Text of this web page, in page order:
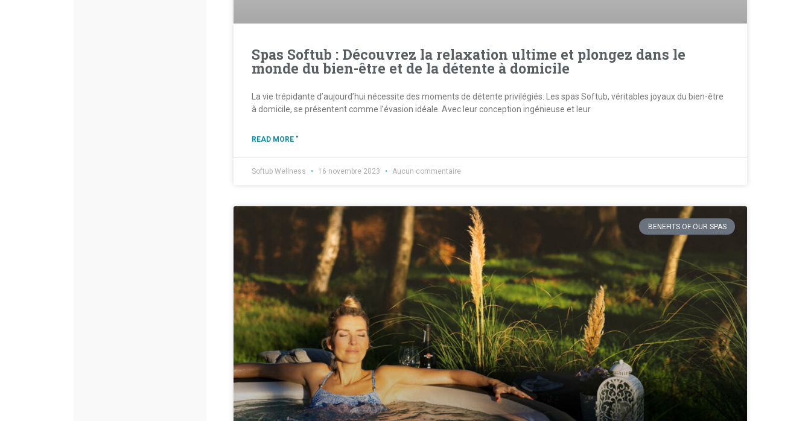
Spas Softub : Découvrez la relaxation ultime et plongez dans le
monde du bien-être et de la détente à domicile
La vie trépidante d’aujourd’hui nécessite des moments de détente privilégiés. Les spas Softub, véritables joyaux du bien-être
à domicile, se présentent comme l’évasion idéale. Avec leur conception ingénieuse et leur
READ MORE "
Softub Wellness 16 novembre 2023 Aucun commentaire
BENEFITS OF OUR SPAS